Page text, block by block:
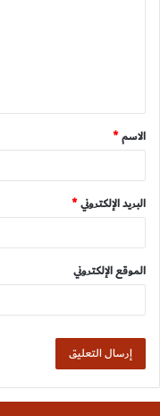
ق
*
الاسم*
البريد الإلكتروني*
الموقع الإلكتروني